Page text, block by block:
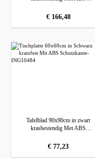
normale prijs:
€ 166,48
Tafelblad 90x90cm in zwart
krasbestendig Met ABS
normale prijs:
€ 77,23